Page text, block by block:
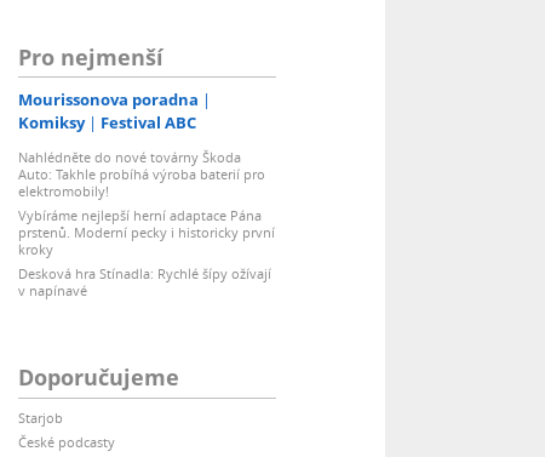
Pro nejmenší
Mourissonova poradna
Komiksy
Festival ABC
Nahlédněte do nové továrny Škoda
Auto: Takhle probíhá výroba baterií pro
elektromobily!
Vybíráme nejlepší herní adaptace Pána
prstenů. Moderní pecky i historicky první
kroky
Desková hra Stínadla: Rychlé šípy ožívají
v napínavé
Doporučujeme
Starjob
České podcasty